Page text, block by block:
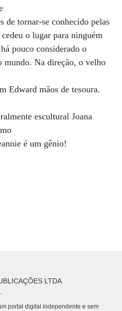
de tornar-se conhecido pelas
o lugar para ninguém
pouco considerado o
mundo. Na direção, o velho
Edward mãos de tesoura.
escultural Joana
é um gênio!
LTDA
portal digital independente e sem